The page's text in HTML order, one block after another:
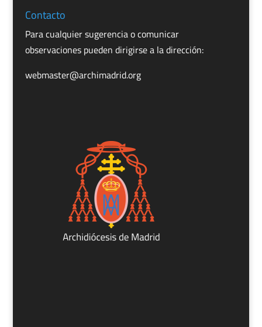
Contacto
Para cualquier sugerencia o comunicar
observaciones pueden dirigirse a la dirección:
webmaster@archimadrid.org